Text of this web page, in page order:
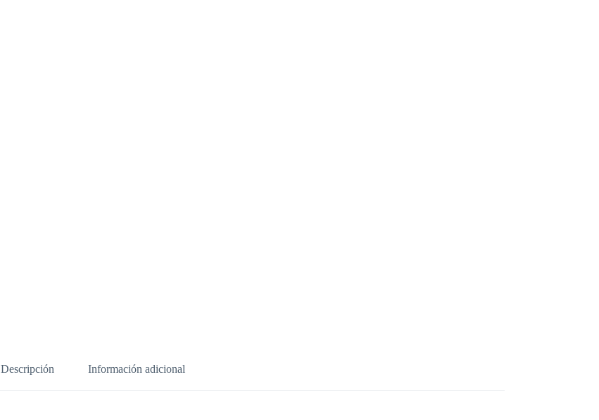
Descripción Información adicional